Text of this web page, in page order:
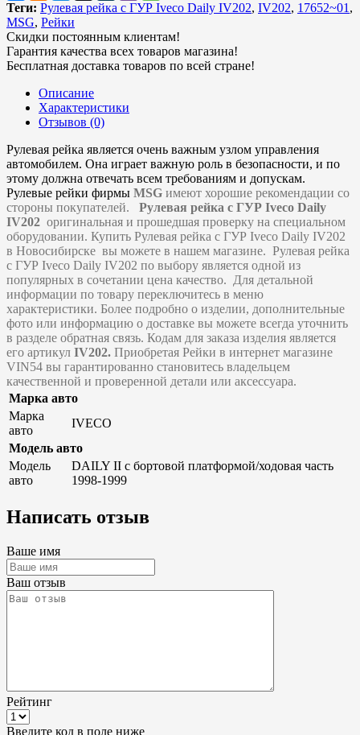
Теги: Рулевая рейка с ГУР Iveco Daily IV202, IV202, 17652~01 ,
MSG, Рейки
Скидки постоянным клиентам!
Гарантия качества всех товаров магазина!
Бесплатная доставка товаров по всей стране!
Описание
Характеристики
Отзывов (0)
Рулевая рейка является очень важным узлом управления
автомобилем. Она играет важную роль в безопасности, и по
этому должна отвечать всем требованиям и допускам.
Рулевые рейки фирмы MSG имеют хорошие рекомендации со
стороны покупателей.
Рулевая рейка с ГУР Iveco Daily
IV202 оригинальная и прошедшая проверку на специальном
оборудовании. Купить Рулевая рейка с ГУР Iveco Daily IV202
в Новосибирске вы можете в нашем магазине. Рулевая рейка
с ГУР Iveco Daily IV202 по выбору является одной из
популярных в сочетании цена качество. Для детальной
информации по товару переключитесь в меню
характеристики. Более подробно о изделии, дополнительные
фото или информацию о доставке вы можете всегда уточнить
в разделе обратная связь. Кодам для заказа изделия является
его артикул IV202. Приобретая Рейки в интернет магазине
VIN54 вы гарантированно становитесь владельцем
качественной и проверенной детали или аксессуара.
Марка авто
Марка
авто
IVECO
Модель авто
Модель
авто
DAILY II c бортовой платформой/ходовая часть
1998-1999
Написать отзыв
Ваше имя
Ваш отзыв
Рейтинг
Введите код в поле ниже